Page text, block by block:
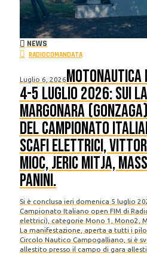
NEWS
RADIOCOMANDATA
Luglio 6, 2026Motonautica
4-5 luglio 2026: sui
Margonara
del Campionato
scafi Elettrici,
Mioc, Jeric Mitja,
Panini.
Si è conclusa ieri domenica 5 luglio
Campionato Italiano open FIM di
elettrici), categorie Mono 1, Mono2,
La manifestazione, aperta a tutti i
Circolo Nautico Campogalliano, si è
allestito presso il campo di gara